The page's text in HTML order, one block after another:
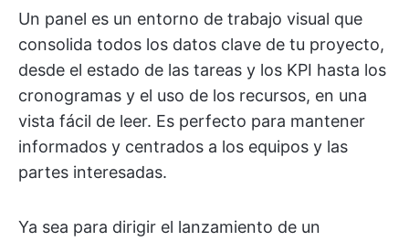
Un panel es un entorno de trabajo visual que
consolida todos los datos clave de tu proyecto,
desde el estado de las tareas y los KPI hasta los
cronogramas y el uso de los recursos, en una
vista fácil de leer. Es perfecto para mantener
informados y centrados a los equipos y las
partes interesadas.
Ya sea para dirigir el lanzamiento de un